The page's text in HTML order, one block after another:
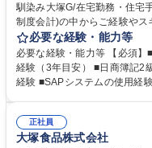
馴染み大塚G/在宅勤務・住宅手当・社宅有 仕事の
制度会計)の中からご経験や
後は既存メンバー(12名在籍
意分野を中心に業務を進めていただきます。
期・年次決算業務 ■原価計算
連業務 ■債権債務管理 ■在庫
経理】ボンカレー・MATCH
有
必要な経験・能力等
必要な経験・能力等 【必須
経験（3年目安） ■日商簿記2
経験 ■SAPシステムの使用経験 【企業・ポジションの魅力】世界初の市
塚食品。創業以来受け継がれ
なく管理会計や業務改革・DX
正社員
大塚食品株式会社